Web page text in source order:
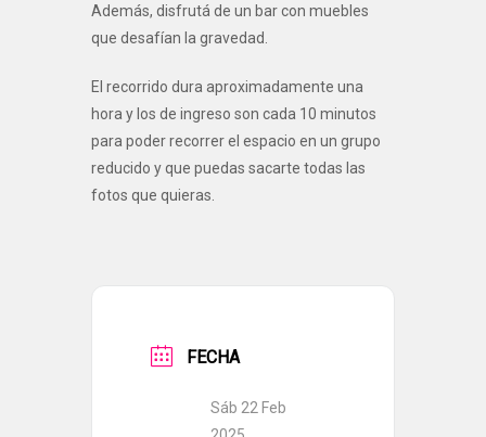
Además, disfrutá de un bar con muebles
que desafían la gravedad.
El recorrido dura aproximadamente una
hora y los de ingreso son cada 10 minutos
para poder recorrer el espacio en un grupo
reducido y que puedas sacarte todas las
fotos que quieras.
FECHA
Sáb 22 Feb